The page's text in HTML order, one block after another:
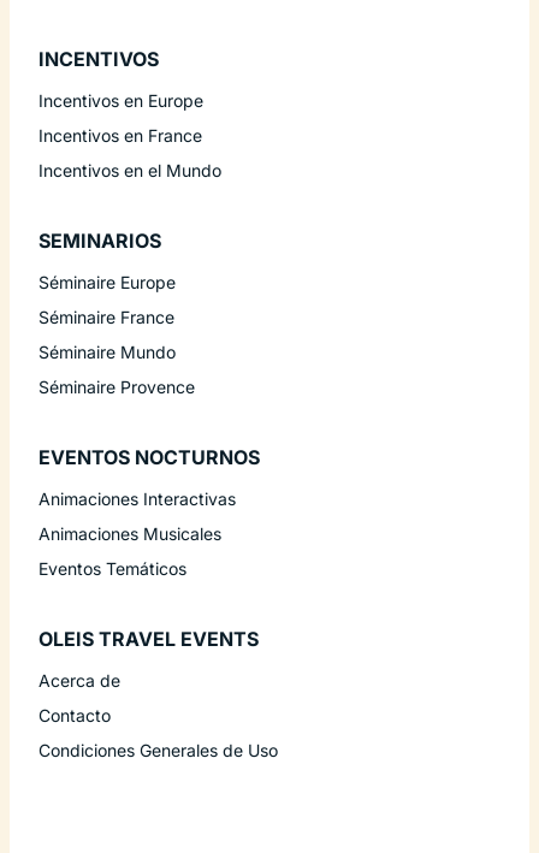
INCENTIVOS
Incentivos en Europe
Incentivos en France
Incentivos en el Mundo
SEMINARIOS
Séminaire Europe
Séminaire France
Séminaire Mundo
Séminaire Provence
EVENTOS NOCTURNOS
Animaciones Interactivas
Animaciones Musicales
Eventos Temáticos
OLEIS TRAVEL EVENTS
Acerca de
Contacto
Condiciones Generales de Uso